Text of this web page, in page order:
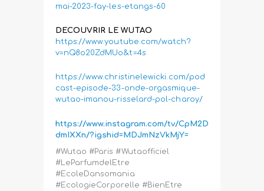
mai-2023-fay-les-etangs-60
DECOUVRIR LE WUTAO
https://www.youtube.com/watch?
v=nQ8o20ZdMUo&t=4s
https://www.christinelewicki.com/pod
cast-episode-33-onde-orgasmique-
wutao-imanou-risselard-pol-charoy/
https://www.instagram.com/tv/CpM2D
dmIXXn/?igshid=MDJmNzVkMjY=
#Wutao #Paris #Wutaofficiel
#LeParfumdelEtre
#EcoleDansomania
#EcologieCorporelle #BienEtre